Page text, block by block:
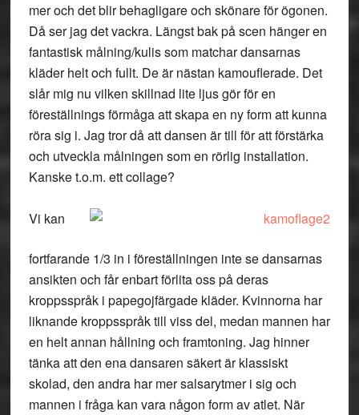
mer och det blir behagligare och skönare för ögonen.
Då ser jag det vackra. Längst bak på scen hänger en
fantastisk målning/kulis som matchar dansarnas
kläder helt och fullt. De är nästan kamouflerade. Det
slår mig nu vilken skillnad lite ljus gör för en
föreställnings förmåga att skapa en ny form att kunna
röra sig i. Jag tror då att dansen är till för att förstärka
och utveckla målningen som en rörlig installation.
Kanske t.o.m. ett collage?
Vi kan
fortfarande 1/3 in i föreställningen inte se dansarnas
ansikten och får enbart förlita oss på deras
kroppsspråk i papegojfärgade kläder. Kvinnorna har
liknande kroppsspråk till viss del, medan mannen har
en helt annan hållning och framtoning. Jag hinner
tänka att den ena dansaren säkert är klassiskt
skolad, den andra har mer salsarytmer i sig och
mannen i fråga kan vara någon form av atlet. När